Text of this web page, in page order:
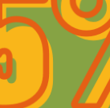
gráfico sin la
caso de lo contrario